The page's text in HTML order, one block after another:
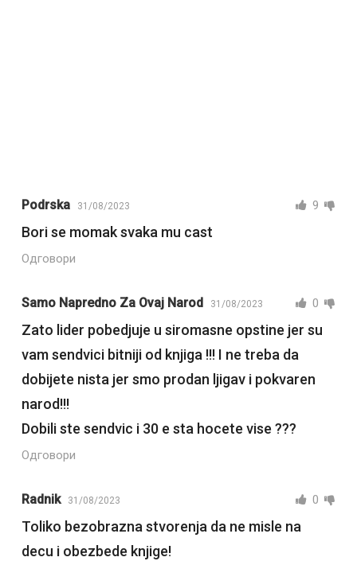
Podrska 31/08/2023 9
Bori se momak svaka mu cast
Одговори
Samo Napredno Za Ovaj Narod 31/08/2023 0
Zato lider pobedjuje u siromasne opstine jer su
vam sendvici bitniji od knjiga !!! I ne treba da
dobijete nista jer smo prodan ljigav i pokvaren
narod!!!
Dobili ste sendvic i 30 e sta hocete vise ???
Одговори
Radnik 31/08/2023 0
Toliko bezobrazna stvorenja da ne misle na
decu i obezbede knjige!